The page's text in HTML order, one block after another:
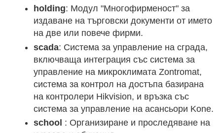
holding: Модул "Многофирменост" за
издаване на търговски документи от името
на две или повече фирми.
scada: Система за управление на сграда,
включваща интеграция със система за
управление на микроклимата Zontromat,
система за контрол на достъпа базирана
на контролери Hikvision, и връзка със
система за управление на асансьори Kone.
school : Организиране и проследяване на